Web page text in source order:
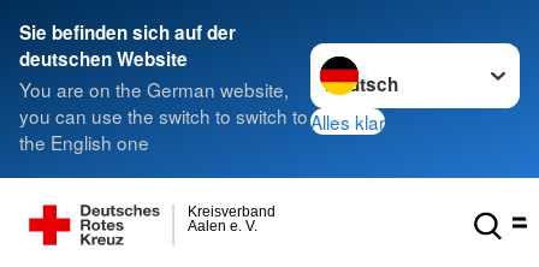
Sie befinden sich auf der
deutschen Website
You are on the German website,
you can use the switch to switch to
the English one
Sprache wechseln zu
Alles klar
Aalen e. V.
Kreisverband